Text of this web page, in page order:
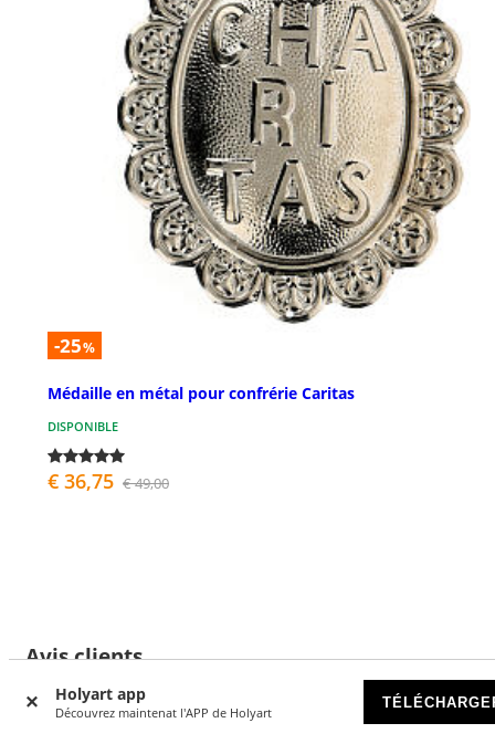
Holyart app
Découvrez maintenat l'APP de Holyart
-25%
Médaille en métal pour confrérie Caritas
DISPONIBLE
€ 36,75 € 49,00
Avis clients